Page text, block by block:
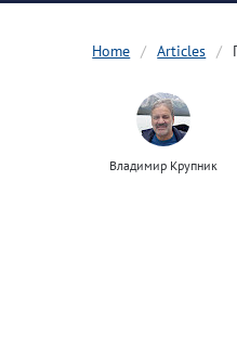
Home Articles
Владимир Крупник